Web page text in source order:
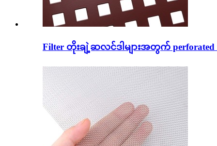
Filter တိုးချဲ့ဆလင်ဒါများအတွက် perforated